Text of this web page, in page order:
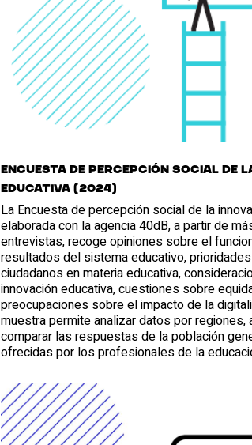
Encuesta de percepción social de
educativa (2024)
La Encuesta de percepción social de la
elaborada con la agencia 40dB, a partir de
entrevistas, recoge opiniones sobre el
resultados del sistema educativo,
ciudadanos en materia educativa,
innovación educativa, cuestiones sobre
preocupaciones sobre el impacto de la
muestra permite analizar datos por regiones,
comparar las respuestas de la población
ofrecidas por los profesionales de la